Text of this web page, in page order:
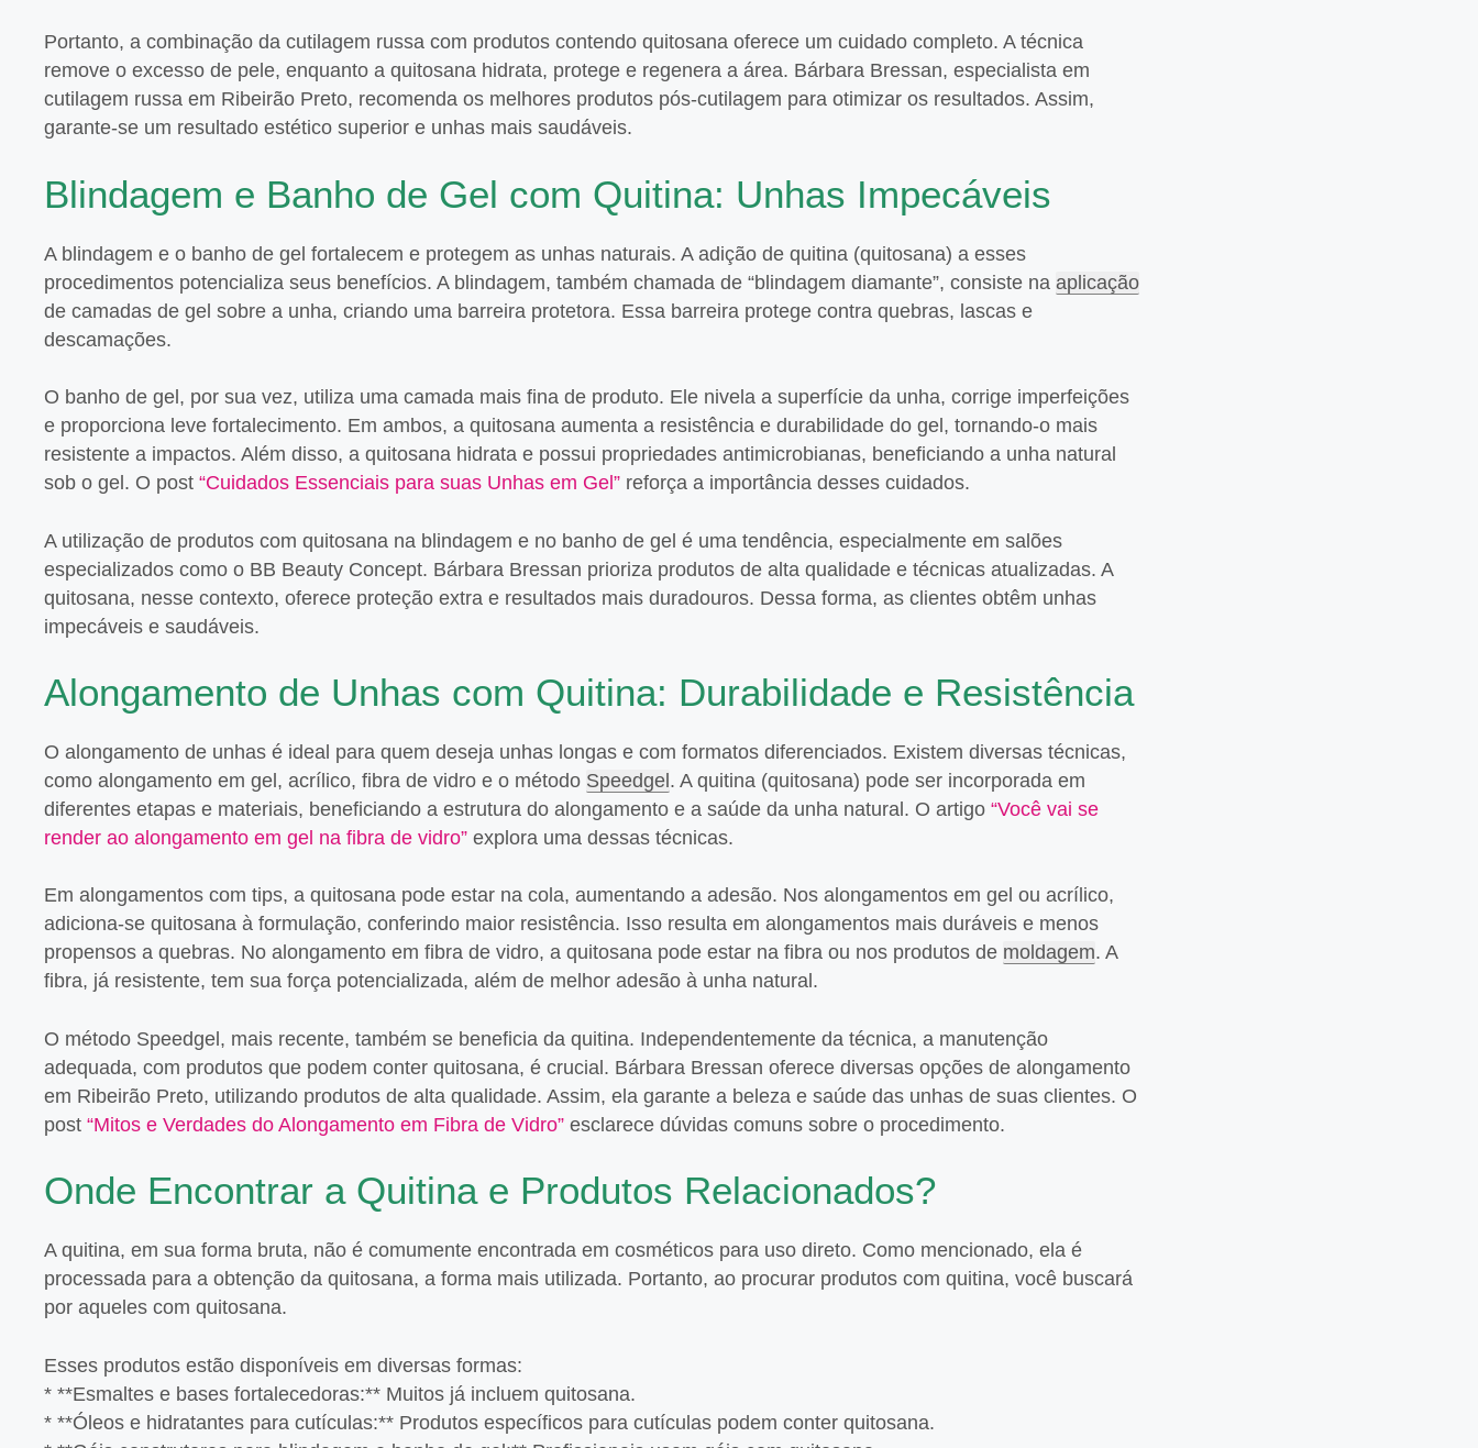
Portanto, a combinação da cutilagem russa com produtos contendo quitosana oferece um cuidado completo. A técnica
remove o excesso de pele, enquanto a quitosana hidrata, protege e regenera a área. Bárbara Bressan, especialista em
cutilagem russa em Ribeirão Preto, recomenda os melhores produtos pós-cutilagem para otimizar os resultados. Assim,
garante-se um resultado estético superior e unhas mais saudáveis.
Blindagem e Banho de Gel com Quitina: Unhas Impecáveis
A blindagem e o banho de gel fortalecem e protegem as unhas naturais. A adição de quitina (quitosana) a esses
procedimentos potencializa seus benefícios. A blindagem, também chamada de “blindagem diamante”, consiste na aplicação
de camadas de gel sobre a unha, criando uma barreira protetora. Essa barreira protege contra quebras, lascas e
descamações.
O banho de gel, por sua vez, utiliza uma camada mais fina de produto. Ele nivela a superfície da unha, corrige imperfeições
e proporciona leve fortalecimento. Em ambos, a quitosana aumenta a resistência e durabilidade do gel, tornando-o mais
resistente a impactos. Além disso, a quitosana hidrata e possui propriedades antimicrobianas, beneficiando a unha natural
sob o gel. O post “Cuidados Essenciais para suas Unhas em Gel” reforça a importância desses cuidados.
A utilização de produtos com quitosana na blindagem e no banho de gel é uma tendência, especialmente em salões
especializados como o BB Beauty Concept. Bárbara Bressan prioriza produtos de alta qualidade e técnicas atualizadas. A
quitosana, nesse contexto, oferece proteção extra e resultados mais duradouros. Dessa forma, as clientes obtêm unhas
impecáveis e saudáveis.
Alongamento de Unhas com Quitina: Durabilidade e Resistência
O alongamento de unhas é ideal para quem deseja unhas longas e com formatos diferenciados. Existem diversas técnicas,
como alongamento em gel, acrílico, fibra de vidro e o método Speedgel . A quitina (quitosana) pode ser incorporada em
diferentes etapas e materiais, beneficiando a estrutura do alongamento e a saúde da unha natural. O artigo “Você vai se
render ao alongamento em gel na fibra de vidro” explora uma dessas técnicas.
Em alongamentos com tips, a quitosana pode estar na cola, aumentando a adesão. Nos alongamentos em gel ou acrílico,
adiciona-se quitosana à formulação, conferindo maior resistência. Isso resulta em alongamentos mais duráveis e menos
propensos a quebras. No alongamento em fibra de vidro, a quitosana pode estar na fibra ou nos produtos de moldagem. A
fibra, já resistente, tem sua força potencializada, além de melhor adesão à unha natural.
O método Speedgel, mais recente, também se beneficia da quitina. Independentemente da técnica, a manutenção
adequada, com produtos que podem conter quitosana, é crucial. Bárbara Bressan oferece diversas opções de alongamento
em Ribeirão Preto, utilizando produtos de alta qualidade. Assim, ela garante a beleza e saúde das unhas de suas clientes. O
post “Mitos e Verdades do Alongamento em Fibra de Vidro” esclarece dúvidas comuns sobre o procedimento.
Onde Encontrar a Quitina e Produtos Relacionados?
A quitina, em sua forma bruta, não é comumente encontrada em cosméticos para uso direto. Como mencionado, ela é
processada para a obtenção da quitosana, a forma mais utilizada. Portanto, ao procurar produtos com quitina, você buscará
por aqueles com quitosana.
Esses produtos estão disponíveis em diversas formas:
* **Esmaltes e bases fortalecedoras:** Muitos já incluem quitosana.
* **Óleos e hidratantes para cutículas:** Produtos específicos para cutículas podem conter quitosana.